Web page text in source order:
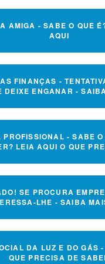
AMIGA - SABE O QUE
AQUI
FINANÇAS -
DEIXE ENGANAR -
PROFISSIONAL - SABE
LEIA AQUI O QUE
SE PROCURA
LHE - SAIBA
DA LUZ E DO GÁS
QUE PRECISA DE